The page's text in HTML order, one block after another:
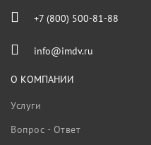
+7 (800) 500-81-88
info@imdv.ru
О КОМПАНИИ
Услуги
Вопрос - Ответ